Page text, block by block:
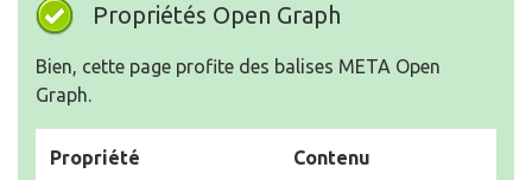
Propriétés Open Graph
Bien, cette page profite des balises META Open
Graph.
Propriété Contenu